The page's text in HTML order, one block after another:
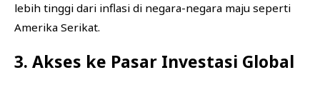
lebih tinggi dari inflasi di negara-negara maju seperti
Amerika Serikat.
3. Akses ke Pasar Investasi Global